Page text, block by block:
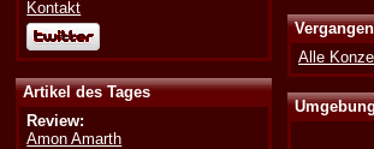
Kontakt
Artikel des Tages
Review:
Amon Amarth
Alle